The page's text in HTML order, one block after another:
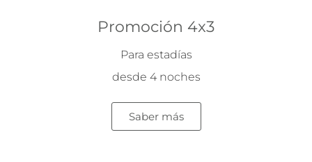
Promoción 4x3
Para estadías
desde 4 noches
Saber más